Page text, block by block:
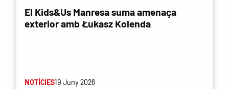
El Kids&Us Manresa suma amenaça
exterior amb Łukasz Kolenda
NOTÍCIES19 Juny 2026